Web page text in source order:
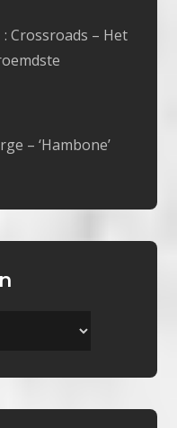
: Crossroads – Het
– ‘Hambone’